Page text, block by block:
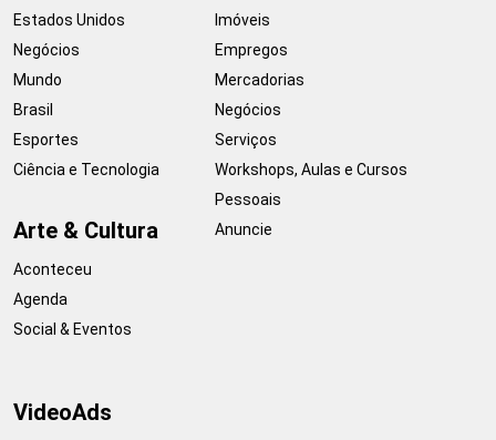
Estados Unidos
Negócios
Mundo
Brasil
Esportes
Ciência e Tecnologia
Arte & Cultura
Aconteceu
Agenda
Social & Eventos
Imóveis
Empregos
Mercadorias
Negócios
Serviços
Workshops, Aulas e Cursos
Pessoais
Anuncie
VideoAds